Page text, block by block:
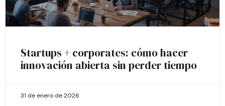
Startups + corporates: cómo hacer
innovación abierta sin perder tiempo
31 de enero de 2026